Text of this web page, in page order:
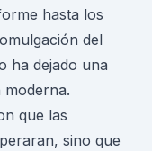
hasta los
del
ha dejado una
moderna.
que las
sino que